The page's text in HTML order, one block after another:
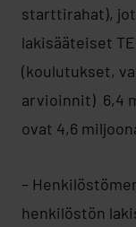
starttirahat),
lakisääteiset
(koulutukset,
arvioinnit) 6,4
ovat 4,6
–
henkilöstön